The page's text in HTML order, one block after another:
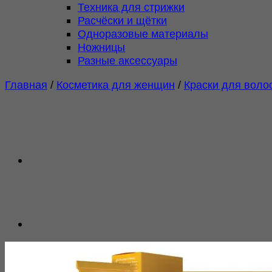
Техника для стрижки
Расчёски и щётки
Одноразовые материалы
Ножницы
Разные аксессуары
Главная / Косметика для женщин / Краски для